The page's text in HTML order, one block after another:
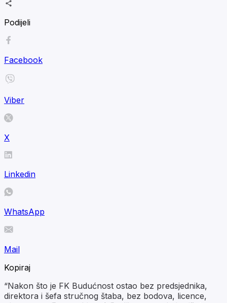
Podijeli
Facebook
Viber
X
Linkedin
WhatsApp
Mail
Kopiraj
“Nakon što je FK Budućnost ostao bez predsjednika,
direktora i šefa stručnog štaba, bez bodova, licence,